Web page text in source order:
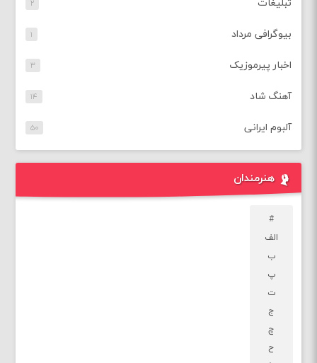
تبلیغات ۲
بیوگرافی مرداد ۱
اخبار پیرموزیک ۳
آهنگ شاد ۱۴
آلبوم ایرانی ۵۰
هنرمندان
#
الف
ب
پ
ت
ج
چ
ح